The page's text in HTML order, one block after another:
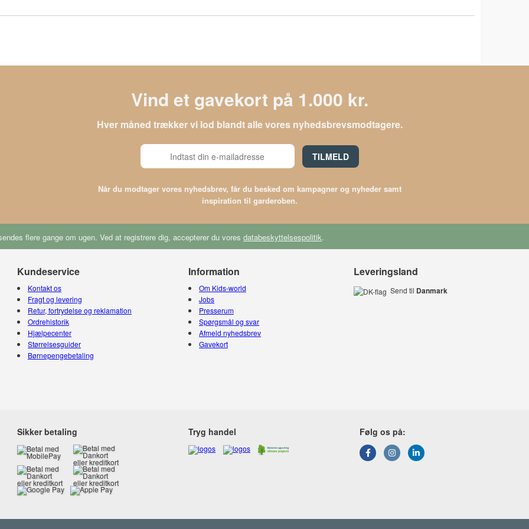
Vind et gavekort på 1.000 kr.
Hver måned trækker vi lod blandt alle vores nyhedsbrevsmodtagere.
TILMELD
Når du modtager vores nyhedsbrev, får du besked om kampagner og nyheder samt
inspiration til garderoben.
flere gange om ugen. Ved at registrere dig, accepterer du vores databeskyttelsespolitik.
Kundeservice
Kontakt os
Fragt og levering
Retur, fortrydelse og reklamation
Ordrehistorik
Hjælpecenter
Størrelsesguider
Børnepengebetaling
Information
Om Kids-world
Jobs
Presserum
Spørgsmål og svar
Afmeld nyhedsbrev
Gavekort
Leveringsland
Send til Danmark
Sikker betaling Tryg handel Følg os på: